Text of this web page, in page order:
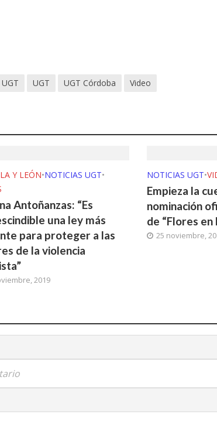
UGT UGT Córdoba Video
Y LEÓN•NOTICIAS UGT•
Antoñanzas: “Es
una ley más
para proteger a las
de la violencia
2019
NOTICIAS UGT•
Empieza la
nominación
de “Flores en
25 noviembre,